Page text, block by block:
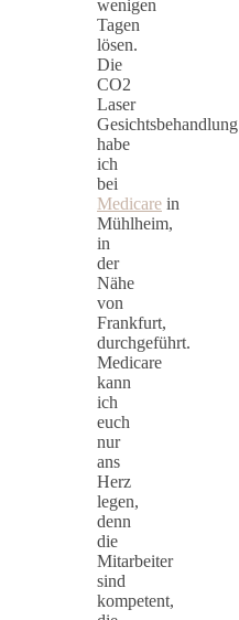
wenigen
Tagen
lösen.
Die
CO2
Laser
Gesichtsbehandlung
habe
ich
bei
Medicare in
Mühlheim,
in
der
Nähe
von
Frankfurt,
durchgeführt.
Medicare
kann
ich
euch
nur
ans
Herz
legen,
denn
die
Mitarbeiter
sind
kompetent,